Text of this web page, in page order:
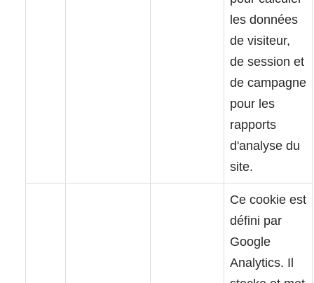
les données
de visiteur,
de session et
de campagne
pour les
rapports
d'analyse du
site.
Ce cookie est
défini par
Google
Analytics. Il